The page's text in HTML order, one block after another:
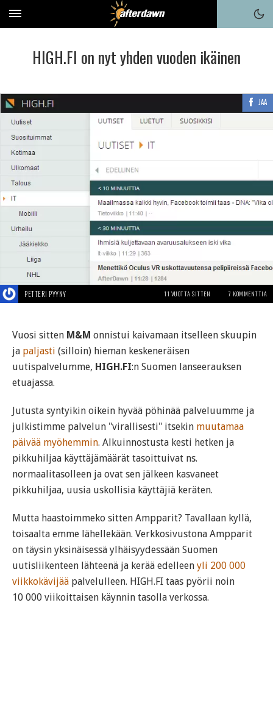
HIGH.FI on nyt yhden vuoden ikäinen
JAA
PETTERI PYYNY 11 VUOTTA SITTEN 7 KOMMENTTIA
Vuosi sitten M&M onnistui kaivamaan itselleen skuupin
ja paljasti (silloin) hieman keskeneräisen
uutispalvelumme, HIGH.FI:n Suomen lanseerauksen
etuajassa.
Jutusta syntyikin oikein hyvää pöhinää palveluumme ja
julkistimme palvelun "virallisesti" itsekin muutamaa
päivää myöhemmin. Alkuinnostusta kesti hetken ja
pikkuhiljaa käyttäjämäärät tasoittuivat ns.
normaalitasolleen ja ovat sen jälkeen kasvaneet
pikkuhiljaa, uusia uskollisia käyttäjiä keräten.
Mutta haastoimmeko sitten Ampparit? Tavallaan kyllä,
toisaalta emme lähellekään. Verkkosivustona Ampparit
on täysin yksinäisessä ylhäisyydessään Suomen
uutisliikenteen lähteenä ja kerää edelleen yli 200 000
viikkokävijää palvelulleen. HIGH.FI taas pyörii noin
10 000 viikoittaisen käynnin tasolla verkossa.